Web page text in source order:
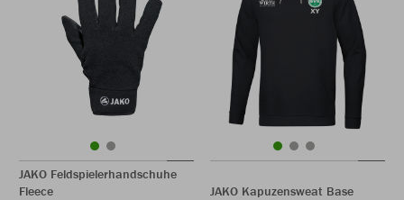
JAKO Feldspielerhandschuhe
Fleece
JAKO Kapuzensweat Base